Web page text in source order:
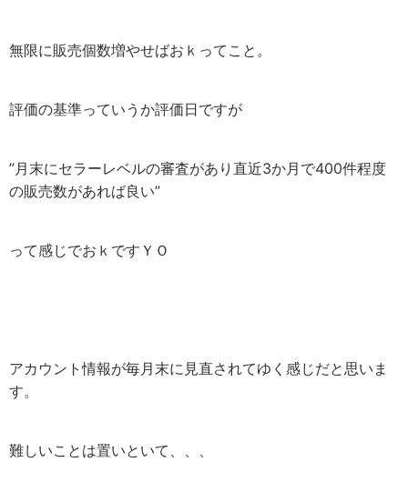
無限に販売個数増やせばおｋってこと。
評価の基準っていうか評価日ですが
”月末にセラーレベルの審査があり直近3か月で400件程度
の販売数があれば良い”
って感じでおｋですＹＯ
アカウント情報が毎月末に見直されてゆく感じだと思いま
す。
難しいことは置いといて、、、